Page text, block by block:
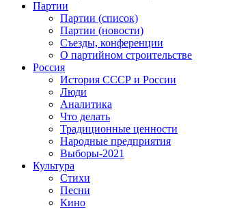
Партии
Партии (список)
Партии (новости)
Съезды, конференции
О партийном строительстве
Россия
История СССР и России
Люди
Аналитика
Что делать
Традиционные ценности
Народные предприятия
Выборы-2021
Культура
Стихи
Песни
Кино